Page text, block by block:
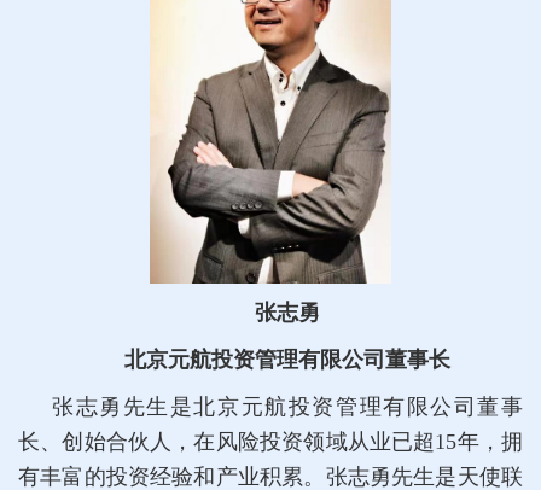
张志勇
北京元航投资管理有限公司董事长
张志勇先生是北京元航投资管理有限公司董事
长、创始合伙人，在风险投资领域从业已超15年，拥
有丰富的投资经验和产业积累。张志勇先生是天使联